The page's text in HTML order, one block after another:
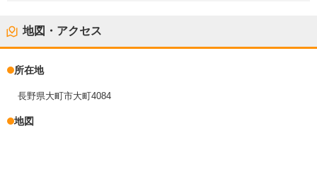
地図・アクセス
所在地
長野県大町市大町4084
地図